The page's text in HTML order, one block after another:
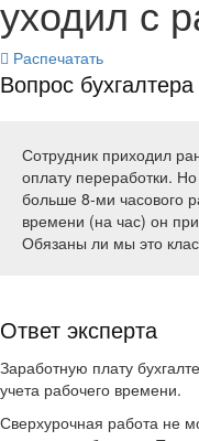
уходил с
Распечатать
Вопрос бухгалтера
Сотрудник приходил
оплату переработки.
больше 8-ми часового
времени (на час) он
Обязаны ли мы это
Ответ эксперта
Заработную плату
учета рабочего времени.
Сверхурочная работа не